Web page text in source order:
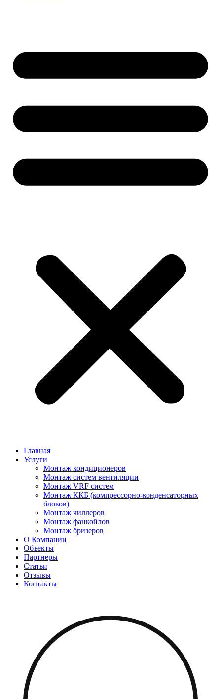
Главная
Услуги
Монтаж кондиционеров
Монтаж cистем вентиляции
Монтаж VRF систем
Монтаж ККБ (компрессорно-конденсаторных
блоков)
Монтаж чиллеров
Монтаж фанкойлов
Монтаж бризеров
О Компании
Объекты
Партнеры
Статьи
Отзывы
Контакты